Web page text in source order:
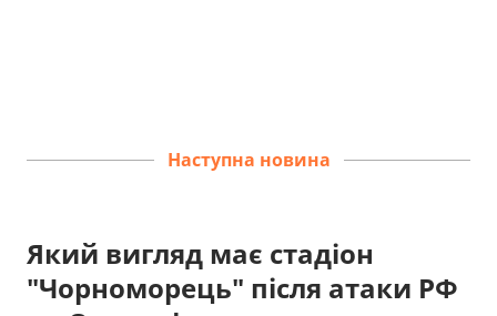
Наступна новина
Який вигляд має стадіон
"Чорноморець" після атаки РФ